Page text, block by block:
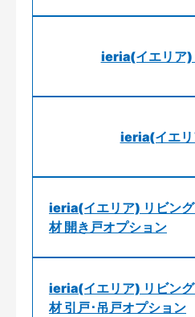
ieria(イエリア)
ieria(イエリ
ieria(イエリア) リビン
材 開き戸オプション
ieria(イエリア) リビン
材 引戸･吊戸オプション